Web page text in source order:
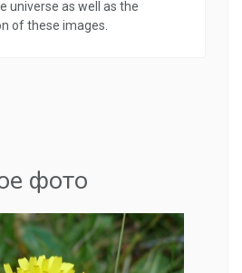
universe as well as the
of these images.
фото